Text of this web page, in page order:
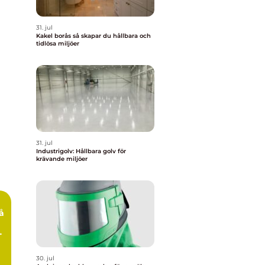
31. jul
Kakel borås så skapar du hållbara och
tidlösa miljöer
31. jul
Industrigolv: Hållbara golv för
krävande miljöer
30. jul